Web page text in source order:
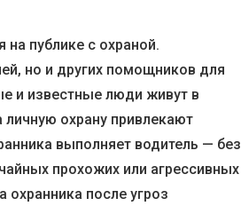
публике с охраной.
но и других помощников для
и известные люди живут в
охрану привлекают
выполняет водитель — без
прохожих или агрессивных
после угроз